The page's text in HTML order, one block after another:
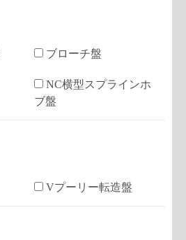
ブローチ盤
NC横型スプラインホ
ブ盤
Vプーリー転造盤